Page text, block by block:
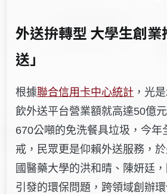
外送拚轉型 大學生創
送」
根據聯合信用卡中心統計 ，光
飲外送平台營業額就高達50億
670公噸的免洗餐具垃圾，今年
戒，民眾更是仰賴外送服務，
國醫藥大學的洪和晴、陳妍廷
引發的環保問題，跨領域創辦